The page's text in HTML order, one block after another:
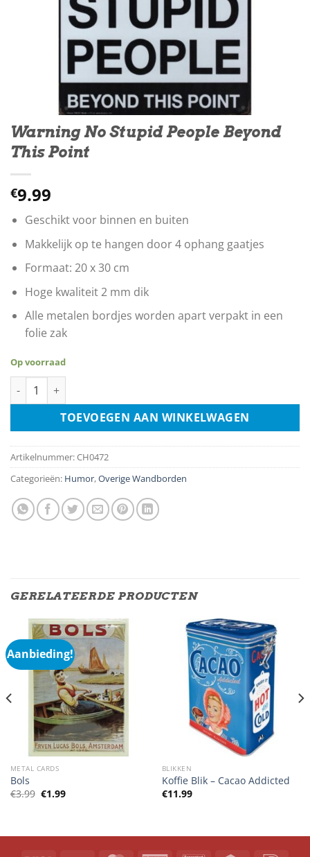
Warning No Stupid People Beyond
This Point
€9.99
Geschikt voor binnen en buiten
Makkelijk op te hangen door 4 ophang gaatjes
Formaat: 20 x 30 cm
Hoge kwaliteit 2 mm dik
Alle metalen bordjes worden apart verpakt in een
folie zak
Op voorraad
Warning No Stupid People Beyond This Point aantal
TOEVOEGEN AAN WINKELWAGEN
Artikelnummer:CH0472
Categorieën: Humor,Overige Wandborden
GERELATEERDE PRODUCTEN
Aanbieding!
METAL CARDS
Bols
€3.99 Oorspronkelijke
prijs
€1.99Huidige
BLIKKEN
Koffie Blik – Cacao Addicted
€11.99